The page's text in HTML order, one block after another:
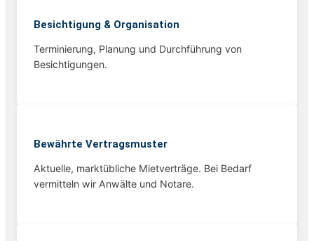
Besichtigung & Organisation
Terminierung, Planung und Durchführung von
Besichtigungen.
Bewährte Vertragsmuster
Aktuelle, marktübliche Mietverträge. Bei Bedarf
vermitteln wir Anwälte und Notare.